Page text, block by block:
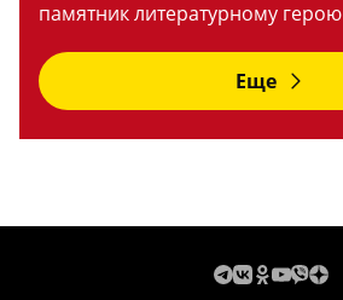
памятник литературному герою
Еще